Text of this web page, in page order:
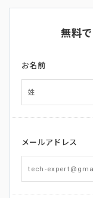
無料
お名前
メールアドレス